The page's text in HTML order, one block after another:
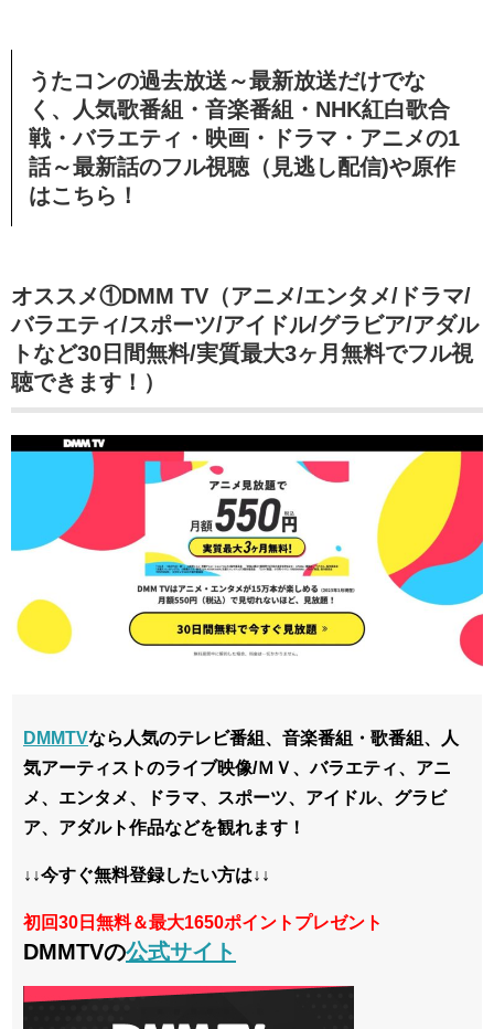
うたコンの過去放送～最新放送だけでな
く、人気歌番組・音楽番組・NHK紅白歌合
戦・バラエティ・映画・ドラマ・アニメの1
話～最新話のフル視聴（見逃し配信)や原作
はこちら！
オススメ①DMM TV（アニメ/エンタメ/ドラマ/
バラエティ/スポーツ/アイドル/グラビア/アダル
トなど30日間無料/実質最大3ヶ月無料でフル視
聴できます！）
DMMTVなら人気のテレビ番組、音楽番組・歌番組、人
気アーティストのライブ映像/ＭＶ、バラエティ、アニ
メ、エンタメ、ドラマ、スポーツ、アイドル、グラビ
ア、アダルト作品などを観れます！
↓↓今すぐ無料登録したい方は↓↓
初回30日無料＆最大1650ポイントプレゼント
DMMTVの公式サイト